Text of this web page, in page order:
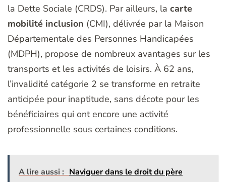
la Dette Sociale (CRDS). Par ailleurs, la carte
mobilité inclusion (CMI), délivrée par la Maison
Départementale des Personnes Handicapées
(MDPH), propose de nombreux avantages sur les
transports et les activités de loisirs. À 62 ans,
l’invalidité catégorie 2 se transforme en retraite
anticipée pour inaptitude, sans décote pour les
bénéficiaires qui ont encore une activité
professionnelle sous certaines conditions.
A lire aussi : Naviguer dans le droit du père